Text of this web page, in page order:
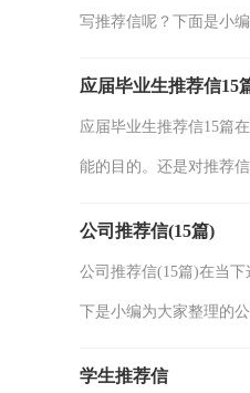
写推荐信呢？下面是小
应届毕业生推荐信15
应届毕业生推荐信15篇
能的目的。还是对推荐
公司推荐信(15篇)
公司推荐信(15篇)在当
下是小编为大家整理的
学生推荐信